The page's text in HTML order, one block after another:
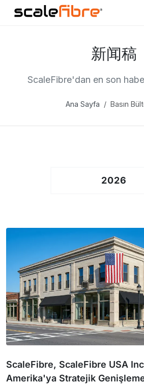
新闻稿
ScaleFibre'dan en son
Ana Sayfa Basın
2026
ScaleFibre, ScaleFibre USA
Amerika'ya Stratejik